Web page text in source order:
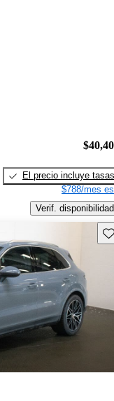
El precio incluye tasas
$788/mes
Verif. disponibilidad